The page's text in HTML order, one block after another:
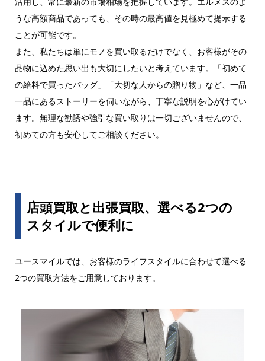
うな高額商品であっても、その時の最高値を見極めて提示する
ことが可能です。
また、私たちは単にモノを買い取るだけでなく、お客様がその
品物に込めた思い出も大切にしたいと考えています。「初めて
の給料で買ったバッグ」「大切な人からの贈り物」など、一品
一品にあるストーリーを伺いながら、丁寧な説明を心がけてい
ます。無理な勧誘や強引な買い取りは一切ございませんので、
初めての方も安心してご相談ください。
店頭買取と出張買取、選べる2つの
スタイルで便利に
ユースマイルでは、お客様のライフスタイルに合わせて選べる
2つの買取方法をご用意しております。